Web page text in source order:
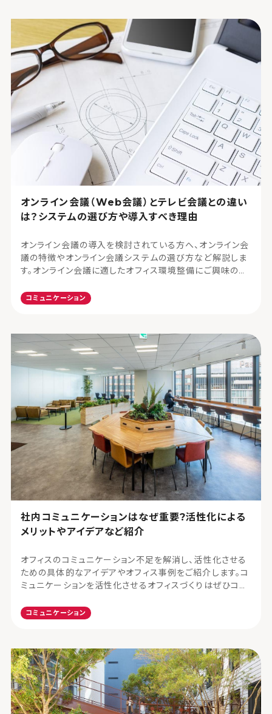
オンライン会議（Web会議）とテレビ会議との違い
は？システムの選び方や導入すべき理由
オンライン会議の導入を検討されている方へ、オンライン会
議の特徴やオンライン会議システムの選び方など解説しま
す。オンライン会議に適したオフィス環境整備にご興味のあ
コミュニケーション
社内コミュニケーションはなぜ重要?活性化による
メリットやアイデアなど紹介
オフィスのコミュニケーション不足を解消し、活性化させる
ための具体的なアイデアやオフィス事例をご紹介します。コ
ミュニケーションを活性化させるオフィスづくりはぜひコク
コミュニケーション